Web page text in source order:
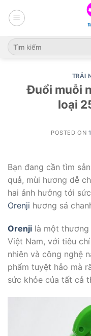
TRẢI
Đuổi muỗi
loại
POSTED ON
Bạn đang cần tìm
quả, mùi hương dễ
hai ảnh hưởng tới
Orenji hương sả
Orenji là một thương
Việt Nam, với tiêu
nhiên và công nghệ
phẩm tuyệt hảo mà
sức khỏe của tất cả